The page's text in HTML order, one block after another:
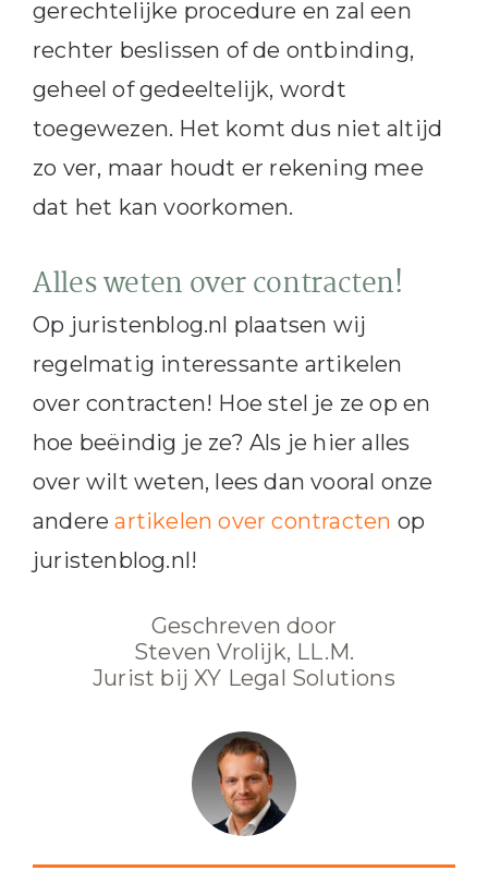
gerechtelijke procedure en zal een
rechter beslissen of de ontbinding,
geheel of gedeeltelijk, wordt
toegewezen. Het komt dus niet altijd
zo ver, maar houdt er rekening mee
dat het kan voorkomen.
Alles weten over contracten!
Op juristenblog.nl plaatsen wij
regelmatig interessante artikelen
over contracten! Hoe stel je ze op en
hoe beëindig je ze? Als je hier alles
over wilt weten, lees dan vooral onze
andereartikelen over contracten op
juristenblog.nl!
Geschreven door
Steven Vrolijk, LL.M.
Jurist bij XY Legal Solutions